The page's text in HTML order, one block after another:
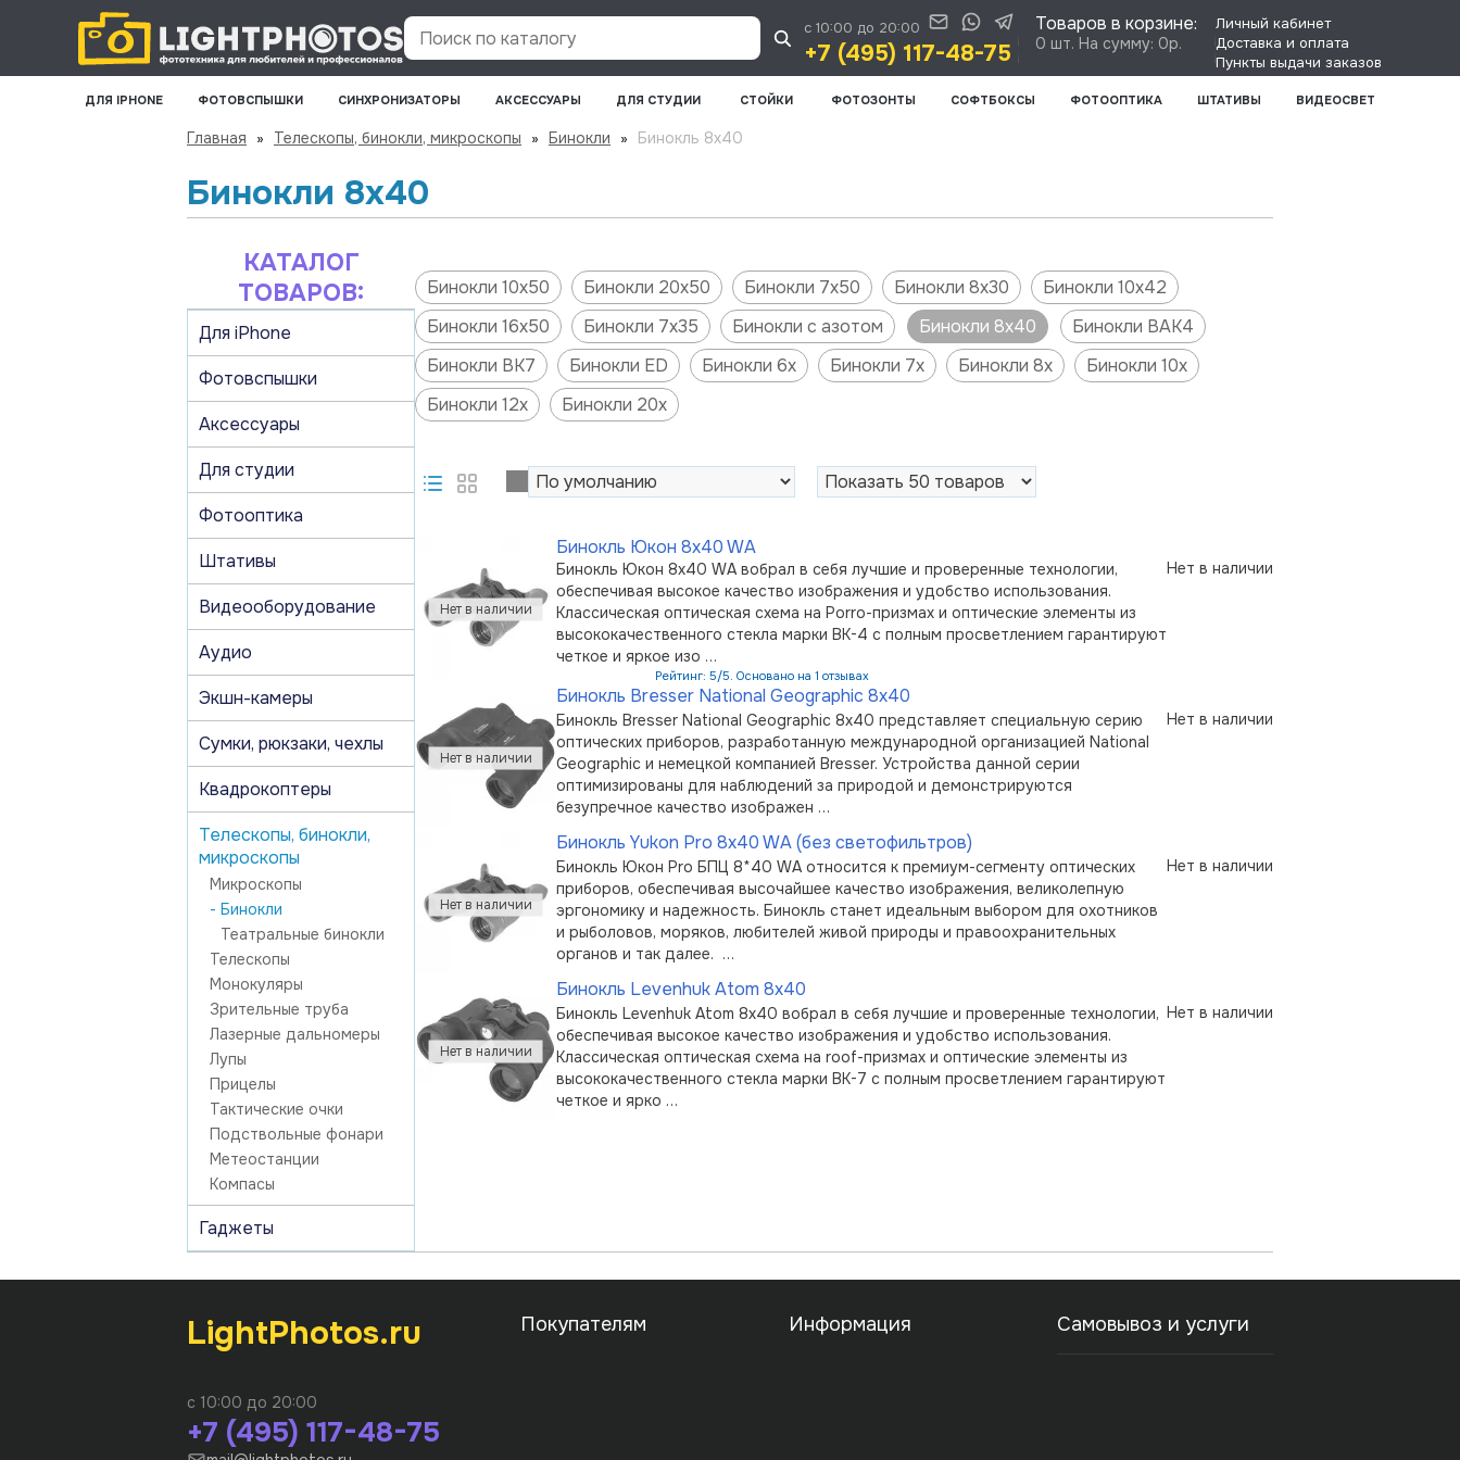
Поиск по каталогу
Личный кабинет
Доставка и оплата
Пункты выдачи заказов
Товаров в корзине:
0 шт. На сумму: 0р.
с 10:00 до 20:00
+7 (495) 117-48-75
ДЛЯ IPHONE ФОТОВСПЫШКИ СИНХРОНИЗАТОРЫ АКСЕССУАРЫ ДЛЯ СТУДИИ СТОЙКИ ФОТОЗОНТЫ СОФТБОКСЫ ФОТООПТИКА ШТАТИВЫ ВИДЕОСВЕТ
Главная » Телескопы, бинокли, микроскопы » Бинокли » Бинокль 8х40
Бинокли 8х40
КАТАЛОГ
ТОВАРОВ:
Для iPhone
Фотовспышки
Аксессуары
Для студии
Фотооптика
Штативы
Видеооборудование
Аудио
Экшн-камеры
Сумки, рюкзаки, чехлы
Квадрокоптеры
Телескопы, бинокли,
микроскопы
Микроскопы
- Бинокли
Театральные бинокли
Телескопы
Монокуляры
Зрительные труба
Лазерные дальномеры
Лупы
Прицелы
Тактические очки
Подствольные фонари
Метеостанции
Компасы
Гаджеты
Бинокли 10х50 Бинокли 20х50 Бинокли 7х50 Бинокли 8х30
Бинокли 10х42
Бинокли 16х50
Бинокли 7х35 Бинокли с азотом Бинокли 8х40
Бинокли BAK4
Бинокли BK7
Бинокли ED Бинокли 6х Бинокли 7х Бинокли 8х
Бинокли 10х
Бинокли 12х
Бинокли 20х
Бинокль Юкон 8x40 WA
Бинокль Юкон 8x40 WA вобрал в себя лучшие и проверенные технологии,
обеспечивая высокое качество изображения и удобство использования.
Классическая оптическая схема на Porro-призмах и оптические элементы из
высококачественного стекла марки BK-4 с полным просветлением гарантируют
четкое и яркое изо …
Рейтинг: 5/5. Основано на 1 отзывах
Нет в наличии
Бинокль Bresser National Geographic 8x40
Бинокль Bresser National Geographic 8x40 представляет специальную серию
оптических приборов, разработанную международной организацией National
Geographic и немецкой компанией Bresser. Устройства данной серии
оптимизированы для наблюдений за природой и демонстрируются
безупречное качество изображен …
Нет в наличии
Бинокль Yukon Pro 8x40 WA (без светофильтров)
Бинокль Юкон Pro БПЦ 8*40 WA относится к премиум-сегменту оптических
приборов, обеспечивая высочайшее качество изображения, великолепную
эргономику и надежность. Бинокль станет идеальным выбором для охотников
и рыболовов, моряков, любителей живой природы и правоохранительных
органов и так далее. …
Нет в наличии
Бинокль Levenhuk Atom 8x40
Бинокль Levenhuk Atom 8x40 вобрал в себя лучшие и проверенные технологии,
обеспечивая высокое качество изображения и удобство использования.
Классическая оптическая схема на roof-призмах и оптические элементы из
высококачественного стекла марки BK-7 с полным просветлением гарантируют
четкое и ярко …
Нет в наличии
LightPhotos.ru
с 10:00 до 20:00
+7 (495) 117-48-75
Покупателям Информация Самовывоз и услуги